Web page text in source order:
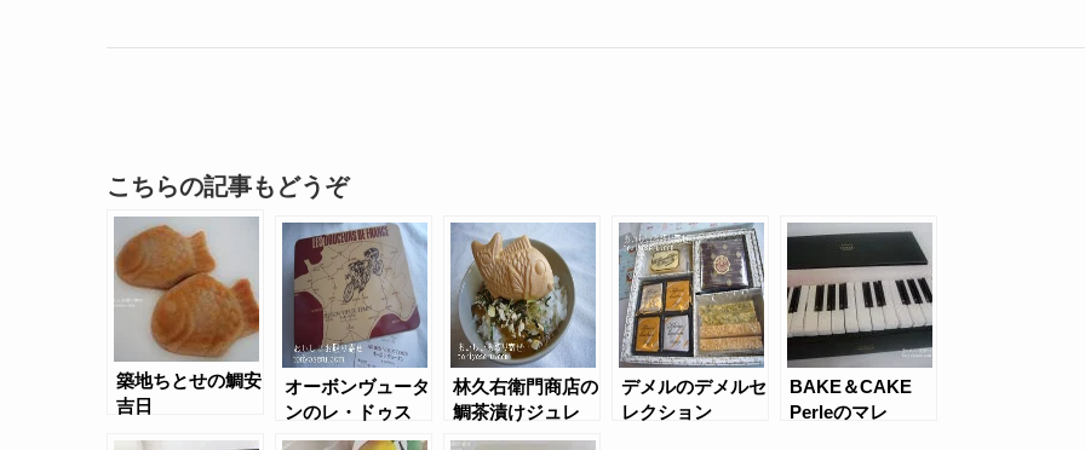
こちらの記事もどうぞ
築地ちとせの鯛安
吉日
オーボンヴュータ
ンのレ・ドゥス
ー・ドゥ・フラン
林久右衛門商店の
鯛茶漬けジュレ
デメルのデメルセ
レクション
BAKE＆CAKE
Perleのマレ